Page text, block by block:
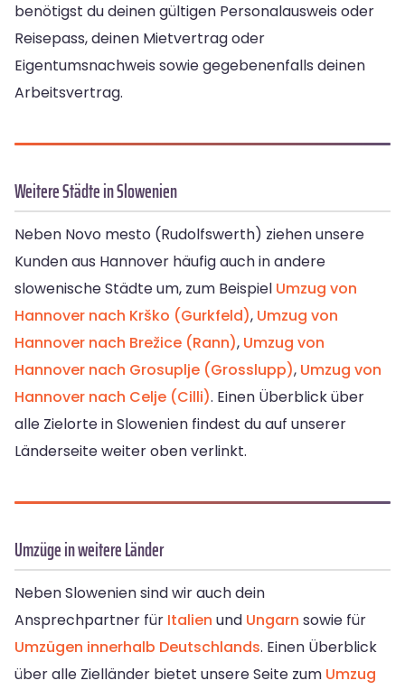
benötigst du deinen gültigen Personalausweis oder
Reisepass, deinen Mietvertrag oder
Eigentumsnachweis sowie gegebenenfalls deinen
Arbeitsvertrag.
Weitere Städte in Slowenien
Neben Novo mesto (Rudolfswerth) ziehen unsere
Kunden aus Hannover häufig auch in andere
slowenische Städte um, zum Beispiel Umzug von
Hannover nach Krško (Gurkfeld), Umzug von
Hannover nach Brežice (Rann), Umzug von
Hannover nach Grosuplje (Grosslupp), Umzug von
Hannover nach Celje (Cilli). Einen Überblick über
alle Zielorte in Slowenien findest du auf unserer
Länderseite weiter oben verlinkt.
Umzüge in weitere Länder
Neben Slowenien sind wir auch dein
Ansprechpartner für Italien und Ungarn sowie für
Umzügen innerhalb Deutschlands. Einen Überblick
über alle Zielländer bietet unsere Seite zum Umzug